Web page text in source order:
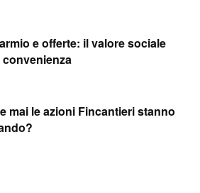
e offerte: il valore sociale
convenienza
mai le azioni Fincantieri stanno